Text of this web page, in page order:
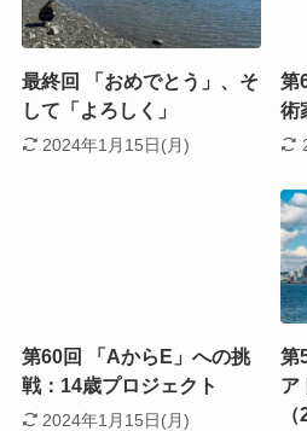
最終回 「おめでとう」、そ
して「よろしく」
2024年1月15日(月)
第
術
第60回 「AからE」への挑
戦：14歳プロジェクト
2024年1月15日(月)
第
ア
（